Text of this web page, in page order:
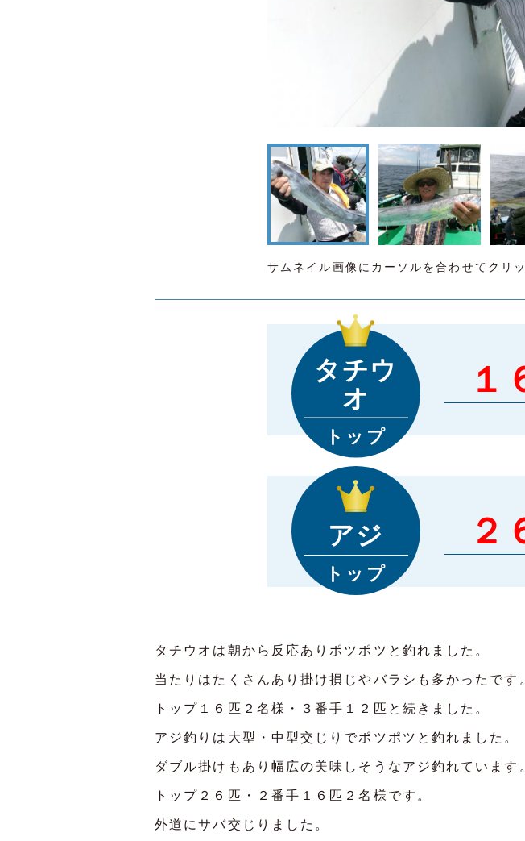
サムネイル画像にカーソルを合わせてクリ
タチウ
オ
トップ
１
アジ
トップ
２
タチウオは朝から反応ありポツポツと釣れました。
当たりはたくさんあり掛け損じやバラシも多かったです。
トップ１６匹２名様・３番手１２匹と続きました。
アジ釣りは大型・中型交じりでポツポツと釣れました。
ダブル掛けもあり幅広の美味しそうなアジ釣れています。
トップ２６匹・２番手１６匹２名様です。
外道にサバ交じりました。